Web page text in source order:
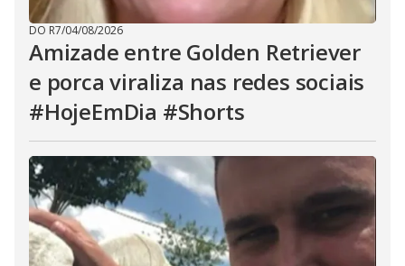
DO R7/04/08/2026
Amizade entre Golden Retriever
e porca viraliza nas redes sociais
#HojeEmDia #Shorts